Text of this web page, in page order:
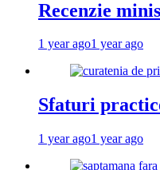
Recenzie
1 year ago1 year ago
Sfaturi
1 year ago1 year ago